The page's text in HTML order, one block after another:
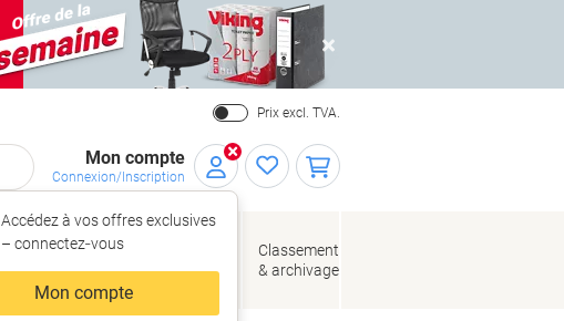
Close
Prix excl. TVA.
Mon compte
Connexion/Inscription
Accédez à vos offres exclusives
– connectez‑vous
Mon compte
Papier,
enveloppes
&
emballage
de bureau
Classement
& archivage